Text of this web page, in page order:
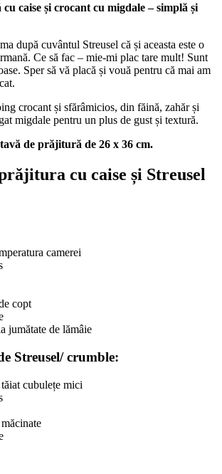
caise și crocant cu migdale – simplă și
după cuvântul Streusel că și aceasta este o
Ce să fac – mie-mi plac tare mult! Sunt
Sper să vă placă și vouă pentru că mai am
crocant și sfărâmicios, din făină, zahăr și
migdale pentru un plus de gust și textură.
tavă de prăjitură de 26 x 36 cm.
cu caise și Streusel
camerei
copt
jumătate de lămâie
Streusel/ crumble:
cubulețe mici